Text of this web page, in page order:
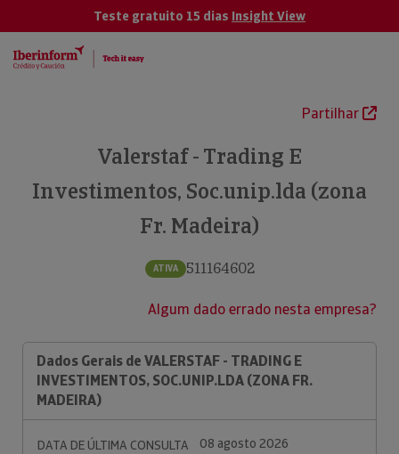
Teste gratuito 15 dias Insight View
Partilhar
Valerstaf - Trading E
Investimentos, Soc.unip.lda (zona
Fr. Madeira)
ATIVA 511164602
Algum dado errado nesta empresa?
Dados Gerais de VALERSTAF - TRADING E
INVESTIMENTOS, SOC.UNIP.LDA (ZONA FR.
MADEIRA)
DATA DE ÚLTIMA CONSULTA
08 agosto 2026